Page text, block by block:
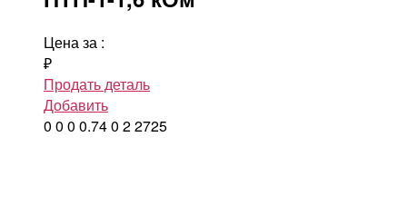
Цена за :
₽
Продать деталь
Добавить
0 0 0 0.740 22725